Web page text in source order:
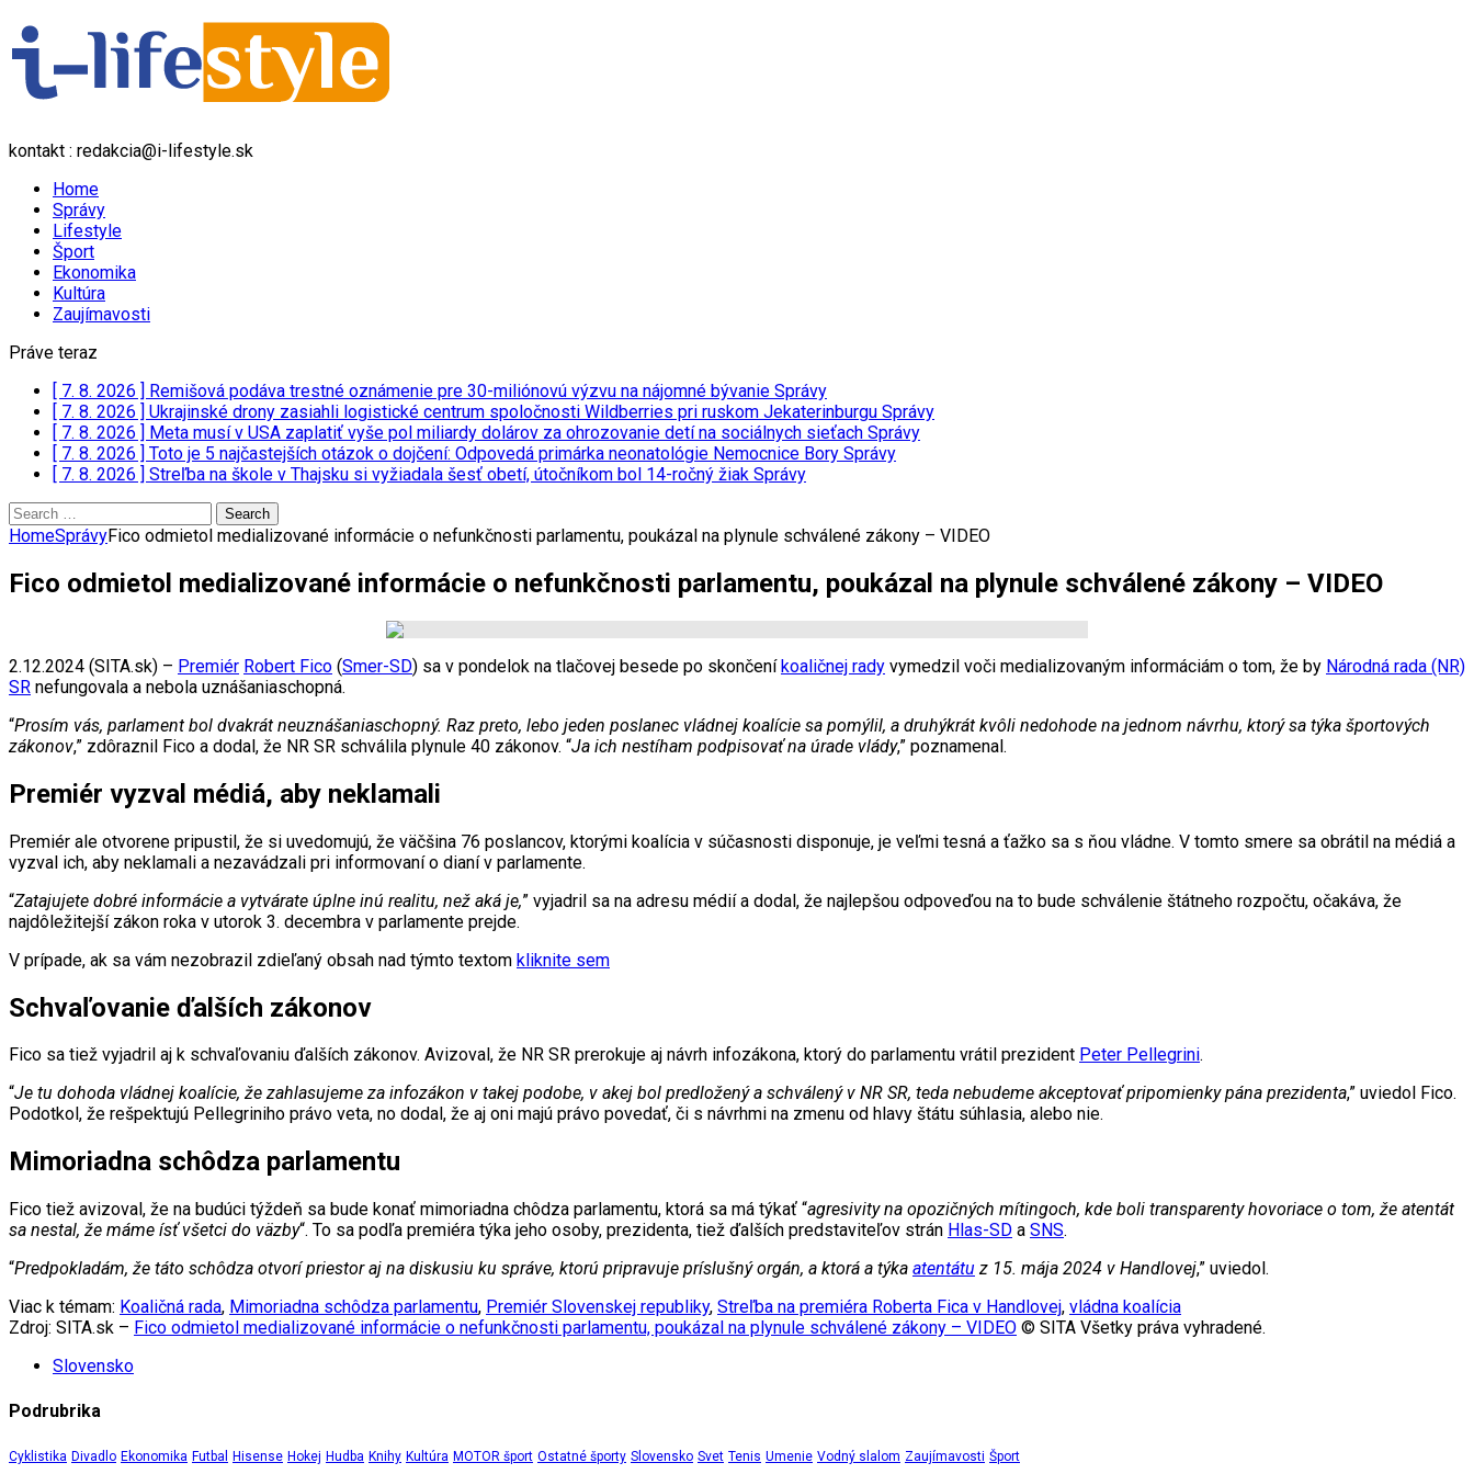
kontakt : redakcia@i-lifestyle.sk
Home
Správy
Lifestyle
Šport
Ekonomika
Kultúra
Zaujímavosti
Práve teraz
[ 7. 8. 2026 ] Remišová podáva trestné oznámenie pre 30-miliónovú výzvu na nájomné bývanie Správy
[ 7. 8. 2026 ] Ukrajinské drony zasiahli logistické centrum spoločnosti Wildberries pri ruskom Jekaterinburgu Správy
[ 7. 8. 2026 ] Meta musí v USA zaplatiť vyše pol miliardy dolárov za ohrozovanie detí na sociálnych sieťach Správy
[ 7. 8. 2026 ] Toto je 5 najčastejších otázok o dojčení: Odpovedá primárka neonatológie Nemocnice Bory Správy
[ 7. 8. 2026 ] Streľba na škole v Thajsku si vyžiadala šesť obetí, útočníkom bol 14-ročný žiak Správy
Search
for:
HomeSprávyFico odmietol medializované informácie o nefunkčnosti parlamentu, poukázal na plynule schválené zákony – VIDEO
Fico odmietol medializované informácie o nefunkčnosti parlamentu, poukázal na plynule schválené zákony – VIDEO
2.12.2024 (SITA.sk) – Premiér Robert Fico (Smer-SD) sa v pondelok na tlačovej besede po skončeníkoaličnej rady vymedzil voči medializovaným informáciám o tom, že by Národná rada (NR)
SR nefungovala a nebola uznášaniaschopná.
“Prosím vás, parlament bol dvakrát neuznášaniaschopný. Raz preto, lebo jeden poslanec vládnej koalície sa pomýlil, a druhýkrát kvôli nedohode na jednom návrhu, ktorý sa týka športových
zákonov,” zdôraznil Fico a dodal, že NR SR schválila plynule 40 zákonov. “Ja ich nestíham podpisovať na úrade vlády,” poznamenal.
Premiér vyzval médiá, aby neklamali
Premiér ale otvorene pripustil, že si uvedomujú, že väčšina 76 poslancov, ktorými koalícia v súčasnosti disponuje, je veľmi tesná a ťažko sa s ňou vládne. V tomto smere sa obrátil na médiá a
vyzval ich, aby neklamali a nezavádzali pri informovaní o dianí v parlamente.
“Zatajujete dobré informácie a vytvárate úplne inú realitu, než aká je,” vyjadril sa na adresu médií a dodal, že najlepšou odpoveďou na to bude schválenie štátneho rozpočtu, očakáva, že
najdôležitejší zákon roka v utorok 3. decembra v parlamente prejde.
V prípade, ak sa vám nezobrazil zdieľaný obsah nad týmto textom kliknite sem
Schvaľovanie ďalších zákonov
Fico sa tiež vyjadril aj k schvaľovaniu ďalších zákonov. Avizoval, že NR SR prerokuje aj návrh infozákona, ktorý do parlamentu vrátil prezident Peter Pellegrini.
“Je tu dohoda vládnej koalície, že zahlasujeme za infozákon v takej podobe, v akej bol predložený a schválený v NR SR, teda nebudeme akceptovať pripomienky pána prezidenta,” uviedol Fico.
Podotkol, že rešpektujú Pellegriniho právo veta, no dodal, že aj oni majú právo povedať, či s návrhmi na zmenu od hlavy štátu súhlasia, alebo nie.
Mimoriadna schôdza parlamentu
Fico tiež avizoval, že na budúci týždeň sa bude konať mimoriadna chôdza parlamentu, ktorá sa má týkať “agresivity na opozičných mítingoch, kde boli transparenty hovoriace o tom, že atentát
sa nestal, že máme ísť všetci do väzby“. To sa podľa premiéra týka jeho osoby, prezidenta, tiež ďalších predstaviteľov strán Hlas-SD a SNS.
“Predpokladám, že táto schôdza otvorí priestor aj na diskusiu ku správe, ktorú pripravuje príslušný orgán, a ktorá a týka atentátu z 15. mája 2024 v Handlovej,” uviedol.
Viac k témam: Koaličná rada, Mimoriadna schôdza parlamentu, Premiér Slovenskej republiky, Streľba na premiéra Roberta Fica v Handlovej, vládna koalícia
Zdroj: SITA.sk – Fico odmietol medializované informácie o nefunkčnosti parlamentu, poukázal na plynule schválené zákony – VIDEO © SITA Všetky práva vyhradené.
Slovensko
Podrubrika
Cyklistika Divadlo Ekonomika Futbal Hisense Hokej Hudba Knihy Kultúra MOTOR šport Ostatné športy Slovensko Svet Tenis Umenie Vodný slalom Zaujímavosti Šport